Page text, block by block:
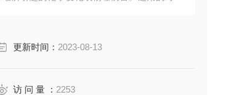
更新时间： 2023-08-13
访 问 量 ： 2253